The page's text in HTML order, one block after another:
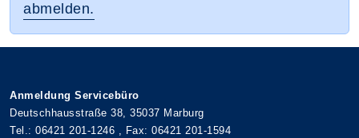
abmelden.
Anmeldung Servicebüro
Deutschhausstraße 38, 35037 Marburg
Tel.: 06421 201-1246 , Fax: 06421 201-1594